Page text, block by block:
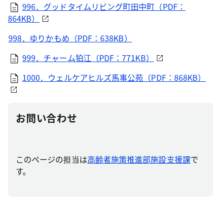
996．グッドタイムリビング町田中町（PDF：
864KB）
998．ゆりかもめ（PDF：638KB）
999．チャーム狛江（PDF：771KB）
1000．ウェルケアヒルズ馬事公苑（PDF：868KB）
お問い合わせ
このページの担当は高齢者施策推進部施設支援課で
す。